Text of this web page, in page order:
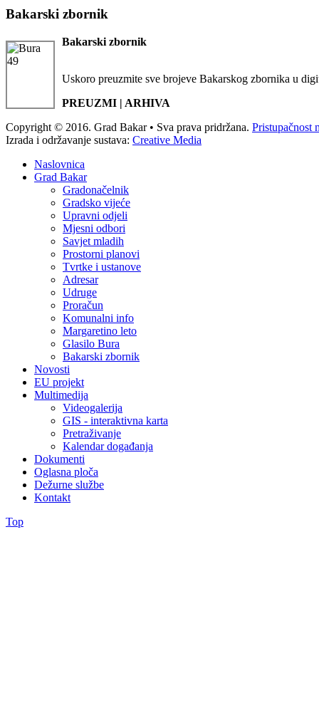
Bakarski zbornik
Bakarski zbornik
Uskoro preuzmite sve brojeve Bakarskog zbornika u
PREUZMI | ARHIVA
Copyright © 2016. Grad Bakar • Sva prava pridržana. Pristupačnost
Izrada i održavanje sustava: Creative Media
Naslovnica
Grad Bakar
Gradonačelnik
Gradsko vijeće
Upravni odjeli
Mjesni odbori
Savjet mladih
Prostorni planovi
Tvrtke i ustanove
Adresar
Udruge
Proračun
Komunalni info
Margaretino leto
Glasilo Bura
Bakarski zbornik
Novosti
EU projekt
Multimedija
Videogalerija
GIS - interaktivna karta
Pretraživanje
Kalendar događanja
Dokumenti
Oglasna ploča
Dežurne službe
Kontakt
Top